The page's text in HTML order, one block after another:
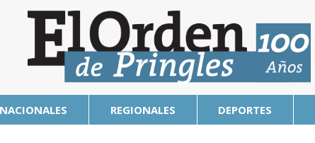
NACIONALES REGIONALES DEPORTES